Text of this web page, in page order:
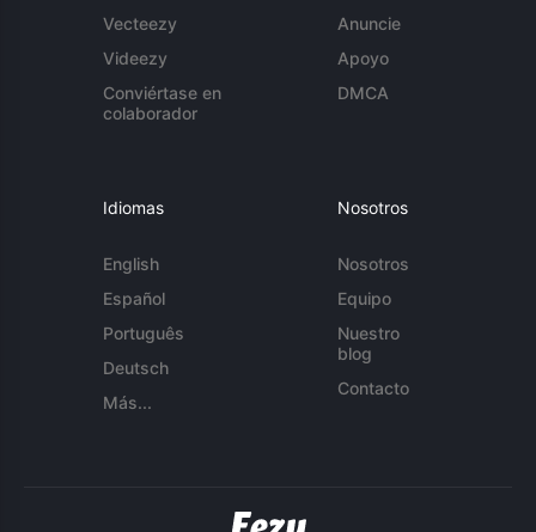
Vecteezy
Videezy
Conviértase en
colaborador
Anuncie
Apoyo
DMCA
Idiomas
English
Español
Português
Deutsch
Más...
Nosotros
Nosotros
Equipo
Nuestro
blog
Contacto